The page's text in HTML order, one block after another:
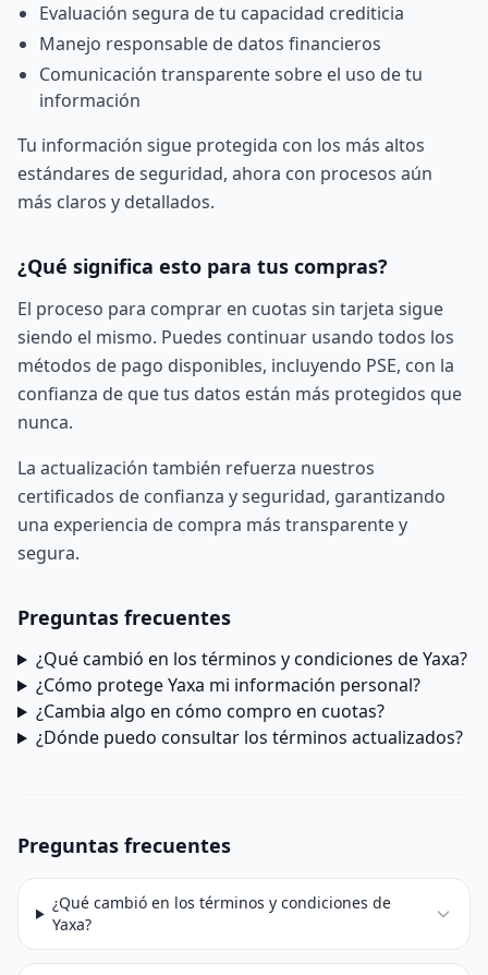
Evaluación segura de tu capacidad crediticia
Manejo responsable de datos financieros
Comunicación transparente sobre el uso de tu
información
Tu información sigue protegida con los más altos
estándares de seguridad, ahora con procesos aún
más claros y detallados.
¿Qué significa esto para tus compras?
El proceso para comprar en cuotas sin tarjeta sigue
siendo el mismo. Puedes continuar usando todos los
métodos de pago disponibles, incluyendo PSE, con la
confianza de que tus datos están más protegidos que
nunca.
La actualización también refuerza nuestros
certificados de confianza y seguridad, garantizando
una experiencia de compra más transparente y
segura.
Preguntas frecuentes
¿Qué cambió en los términos y condiciones de Yaxa?
¿Cómo protege Yaxa mi información personal?
¿Cambia algo en cómo compro en cuotas?
¿Dónde puedo consultar los términos actualizados?
Preguntas frecuentes
¿Qué cambió en los términos y condiciones de
Yaxa?